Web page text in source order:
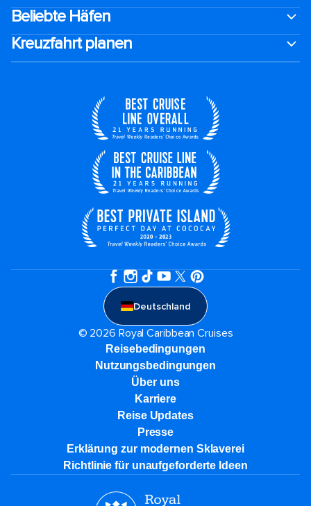
Beliebte Häfen
Kreuzfahrt planen
Deutschland
© 2026 Royal Caribbean Cruises
Reisebedingungen
Nutzungsbedingungen
Über uns
Karriere​
Reise Updates​
Presse
Erklärung zur modernen Sklaverei
Richtlinie für unaufgeforderte Ideen